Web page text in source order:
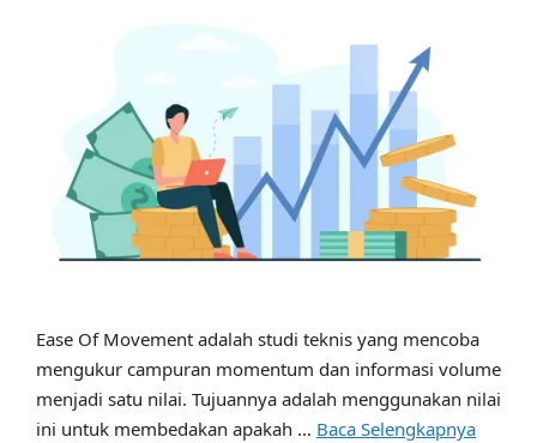
Ease Of Movement adalah studi teknis yang mencoba
mengukur campuran momentum dan informasi volume
menjadi satu nilai. Tujuannya adalah menggunakan nilai
ini untuk membedakan apakah … Baca Selengkapnya